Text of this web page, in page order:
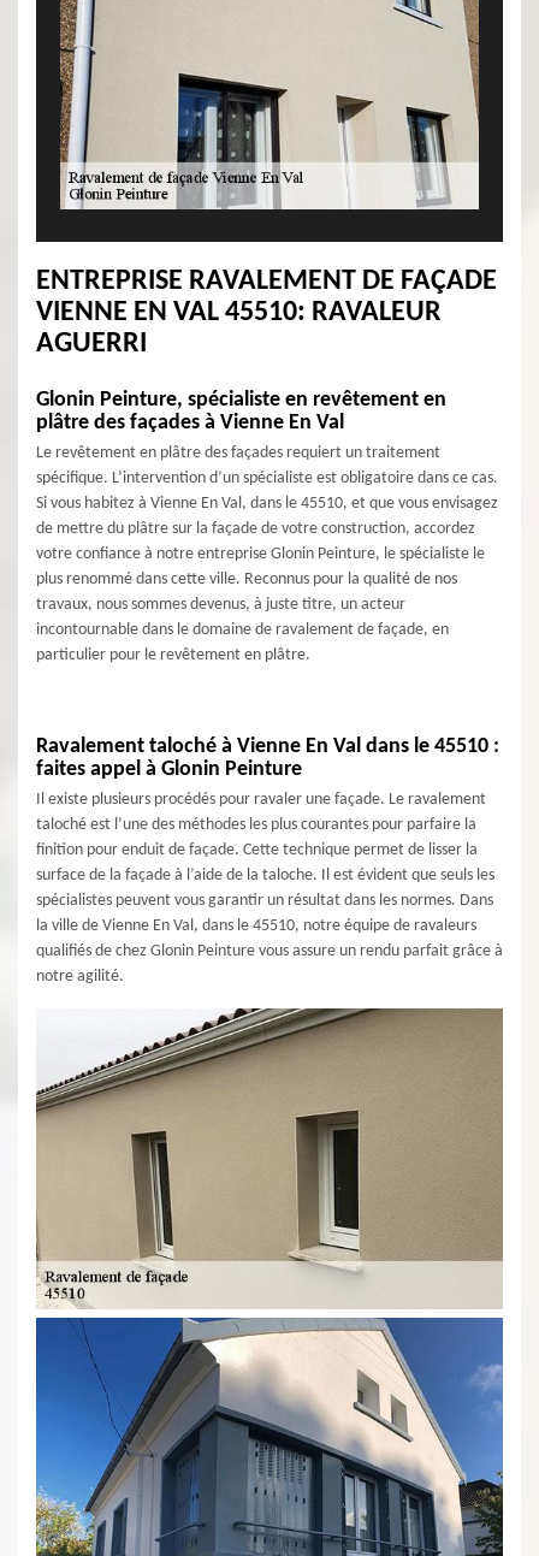
ENTREPRISE RAVALEMENT DE FAÇADE
VIENNE EN VAL 45510: RAVALEUR
AGUERRI
Glonin Peinture, spécialiste en revêtement en
plâtre des façades à Vienne En Val
Le revêtement en plâtre des façades requiert un traitement
spécifique. L’intervention d’un spécialiste est obligatoire dans ce cas.
Si vous habitez à Vienne En Val, dans le 45510, et que vous envisagez
de mettre du plâtre sur la façade de votre construction, accordez
votre confiance à notre entreprise Glonin Peinture, le spécialiste le
plus renommé dans cette ville. Reconnus pour la qualité de nos
travaux, nous sommes devenus, à juste titre, un acteur
incontournable dans le domaine de ravalement de façade, en
particulier pour le revêtement en plâtre.
Ravalement taloché à Vienne En Val dans le 45510 :
faites appel à Glonin Peinture
Il existe plusieurs procédés pour ravaler une façade. Le ravalement
taloché est l’une des méthodes les plus courantes pour parfaire la
finition pour enduit de façade. Cette technique permet de lisser la
surface de la façade à l’aide de la taloche. Il est évident que seuls les
spécialistes peuvent vous garantir un résultat dans les normes. Dans
la ville de Vienne En Val, dans le 45510, notre équipe de ravaleurs
qualifiés de chez Glonin Peinture vous assure un rendu parfait grâce à
notre agilité.